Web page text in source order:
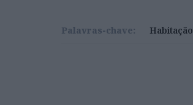
Palavras-chave: Habitação